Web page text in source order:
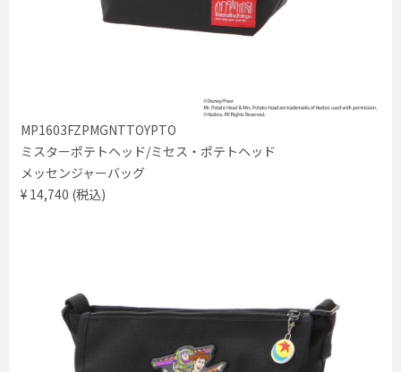
MP1603FZPMGNTTOYPTO
ミスターポテトヘッド/ミセス・ポテトヘッド
メッセンジャーバッグ
¥ 14,740 (税込)